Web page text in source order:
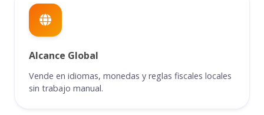
Alcance Global
Vende en idiomas, monedas y reglas fiscales locales
sin trabajo manual.